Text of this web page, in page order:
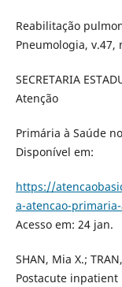
Reabilitação
Pneumologia, v.47,
SECRETARIA
Atenção
Primária à Saúde
Disponível em:
https://
a-atencao-
Acesso em: 24 jan.
SHAN, Mia X.;
Postacute inpatient